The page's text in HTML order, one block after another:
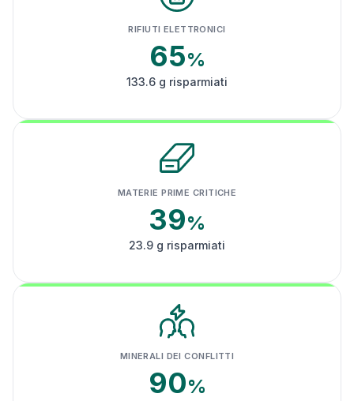
RIFIUTI ELETTRONICI
65%
133.6 g risparmiati
MATERIE PRIME CRITICHE
39%
23.9 g risparmiati
MINERALI DEI CONFLITTI
90%